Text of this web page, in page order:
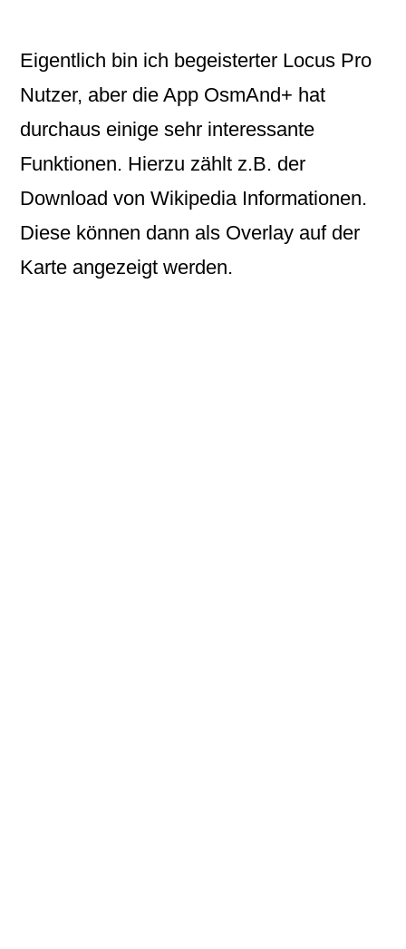
Eigentlich bin ich begeisterter Locus Pro
Nutzer, aber die App OsmAnd+ hat
durchaus einige sehr interessante
Funktionen. Hierzu zählt z.B. der
Download von Wikipedia Informationen.
Diese können dann als Overlay auf der
Karte angezeigt werden.